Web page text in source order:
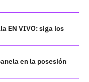
EN VIVO: siga los
en la posesión